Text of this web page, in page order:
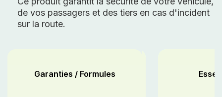
de vos passagers et des tiers en cas d'incident
sur la route.
Garanties / Formules
Confort